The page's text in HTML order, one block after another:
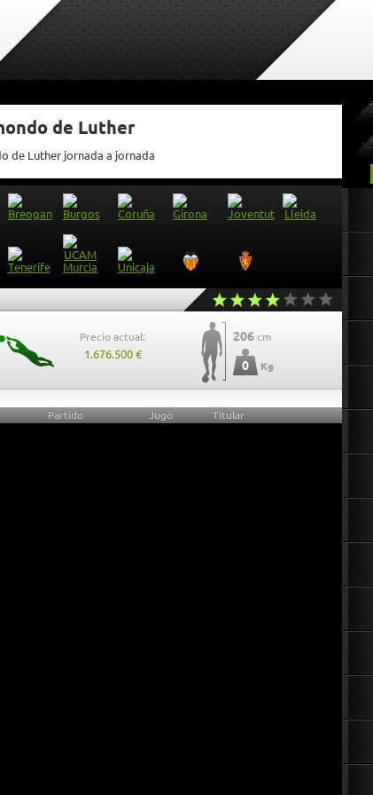
de Luther
de Luther jornada a jornada
Precio actual:
1.676.500 €
206 cm
0 Kg
Partido Jugó Titular